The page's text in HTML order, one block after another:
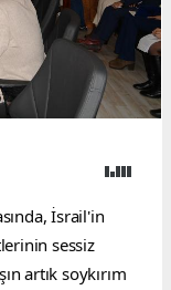
İsrail'in
sessiz
artık soykırım